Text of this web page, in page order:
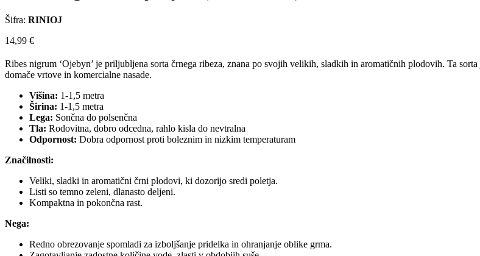
Šifra: RINIOJ
14,99 €
Ribes nigrum ‘Ojebyn’ je priljubljena sorta črnega ribeza, znana po svojih velikih, sladkih in aromatičnih plodovih. Ta
domače vrtove in komercialne nasade.
Višina: 1-1,5 metra
Širina: 1-1,5 metra
Lega: Sončna do polsenčna
Tla: Rodovitna, dobro odcedna, rahlo kisla do nevtralna
Odpornost: Dobra odpornost proti boleznim in nizkim temperaturam
Značilnosti:
Veliki, sladki in aromatični črni plodovi, ki dozorijo sredi poletja.
Listi so temno zeleni, dlanasto deljeni.
Kompaktna in pokončna rast.
Nega:
Redno obrezovanje spomladi za izboljšanje pridelka in ohranjanje oblike grma.